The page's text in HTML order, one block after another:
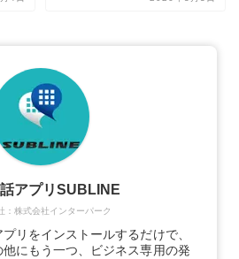
：株式会社インターパーク
アプリSUBLINE
リをインストールするだけで、
にもう一つ、ビジネス専用の発